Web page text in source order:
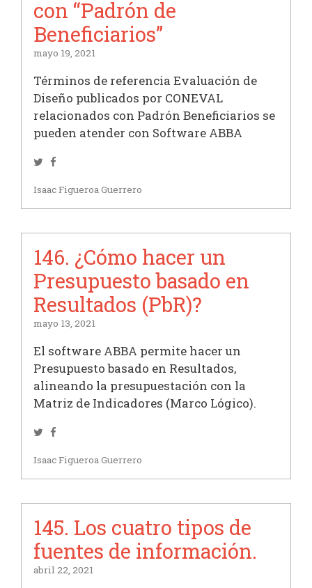
con “Padrón de
Beneficiarios”
mayo 19, 2021
Términos de referencia Evaluación de
Diseño publicados por CONEVAL
relacionados con Padrón Beneficiarios se
pueden atender con Software ABBA
Twitter
Isaac Figueroa Guerrero
146. ¿Cómo hacer un
Presupuesto basado en
Resultados (PbR)?
mayo 13, 2021
El software ABBA permite hacer un
Presupuesto basado en Resultados,
alineando la presupuestación con la
Matriz de Indicadores (Marco Lógico).
Twitter
Isaac Figueroa Guerrero
145. Los cuatro tipos de
fuentes de información.
abril 22, 2021